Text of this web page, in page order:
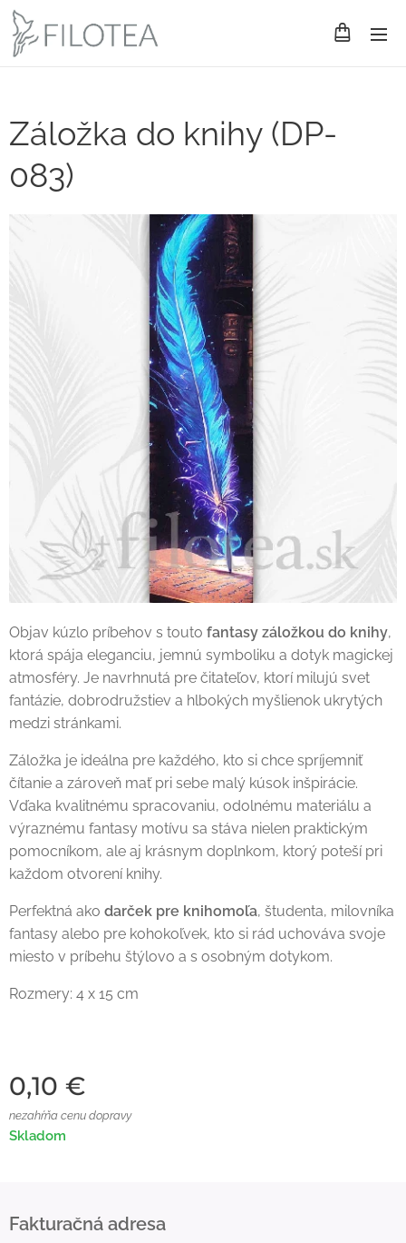
Záložka do knihy (DP-
083)
Objav kúzlo príbehov s touto fantasy záložkou do knihy,
ktorá spája eleganciu, jemnú symboliku a dotyk magickej
atmosféry. Je navrhnutá pre čitateľov, ktorí milujú svet
fantázie, dobrodružstiev a hlbokých myšlienok ukrytých
medzi stránkami.
Záložka je ideálna pre každého, kto si chce spríjemniť
čítanie a zároveň mať pri sebe malý kúsok inšpirácie.
Vďaka kvalitnému spracovaniu, odolnému materiálu a
výraznému fantasy motívu sa stáva nielen praktickým
pomocníkom, ale aj krásnym doplnkom, ktorý poteší pri
každom otvorení knihy.
Perfektná ako darček pre knihomoľa, študenta, milovníka
fantasy alebo pre kohokoľvek, kto si rád uchováva svoje
miesto v príbehu štýlovo a s osobným dotykom.
Rozmery: 4 x 15 cm
0,10 €
nezahŕňa cenu dopravy
Skladom
Fakturačná adresa